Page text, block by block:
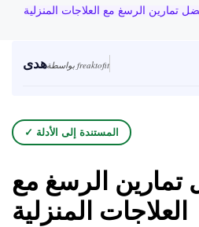
تمارين الرسغ مع العلاجات المنزلية
هدى بواسطة freaktofit
✓ المستندة إلى الأدلة
تمارين الرسغ مع
العلاجات المنزلية